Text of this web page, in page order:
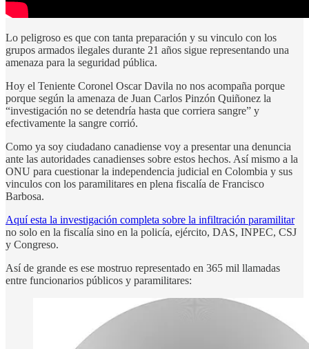
Lo peligroso es que con tanta preparación y su vinculo con los
grupos armados ilegales durante 21 años sigue representando una
amenaza para la seguridad pública.
Hoy el Teniente Coronel Oscar Davila no nos acompaña porque
porque según la amenaza de Juan Carlos Pinzón Quiñonez la
“investigación no se detendría hasta que corriera sangre” y
efectivamente la sangre corrió.
Como ya soy ciudadano canadiense voy a presentar una denuncia
ante las autoridades canadienses sobre estos hechos. Así mismo a la
ONU para cuestionar la independencia judicial en Colombia y sus
vinculos con los paramilitares en plena fiscalía de Francisco
Barbosa.
Aquí esta la investigación completa sobre la infiltración paramilitar
no solo en la fiscalía sino en la policía, ejército, DAS, INPEC, CSJ
y Congreso.
Así de grande es ese mostruo representado en 365 mil llamadas
entre funcionarios públicos y paramilitares: